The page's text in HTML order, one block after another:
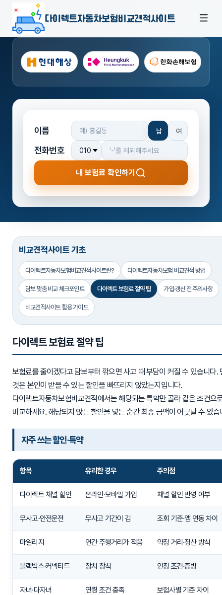
다이렉트자동차보험비교견적사이트
이름 남 여
전화번호
내 보험료 확인하기
비교견적사이트 기초
다이렉트자동차보험비교견적사이트란? 다이렉트자동차보험 비교견적 방법
담보 맞춤 비교 체크포인트 다이렉트 보험료 절약 팁 가입·갱신 전 주의사항
비교견적사이트 활용 가이드
다이렉트 보험료 절약 팁
보험료를 줄이겠다고 담보부터 깎으면 사고 때 부담이 커질 수 있습니다.
것은 본인이 받을 수 있는 할인을 빠뜨리지 않았는지입니다.
다이렉트자동차보험비교견적에서는 해당되는 특약만 골라 같은 조건으
비교하세요. 해당되지 않는 할인을 넣는 순간 최종 금액이 어긋날 수 있습
자주 쓰는 할인·특약
항목 유리한 경우 주의점
다이렉트 채널 할인 온라인·모바일 가입 채널 할인 반영 여부
무사고·안전운전 무사고 기간이 김 조회 기준·앱 연동 차이
마일리지 연간 주행거리가 적음 약정 거리·정산 방식
블랙박스·커넥티드 장치 장착 인정 조건·증빙
자녀·다자녀 연령 조건 충족 보험사별 기준 차이